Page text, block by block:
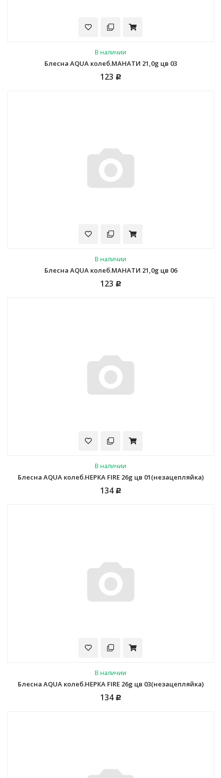
В наличии
Блесна AQUA колеб.МАНАТИ 21,0g цв 03
123 Р
В наличии
Блесна AQUA колеб.МАНАТИ 21,0g цв 06
123 Р
В наличии
Блесна AQUA колеб.НЕРКА FIRE 26g цв 01(незацепляйка)
134 Р
В наличии
Блесна AQUA колеб.НЕРКА FIRE 26g цв 03(незацепляйка)
134 Р